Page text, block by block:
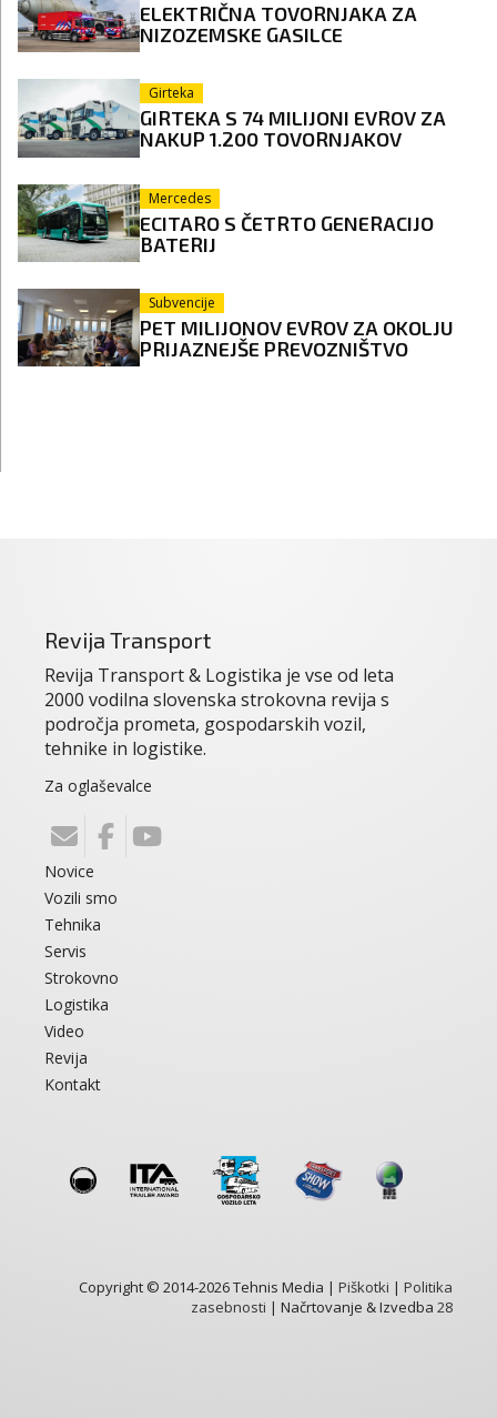
ELEKTRIČNA TOVORNJAKA ZA
NIZOZEMSKE GASILCE
Girteka
GIRTEKA S 74 MILIJONI EVROV ZA
NAKUP 1.200 TOVORNJAKOV
Mercedes
ECITARO S ČETRTO GENERACIJO
BATERIJ
Subvencije
PET MILIJONOV EVROV ZA OKOLJU
PRIJAZNEJŠE PREVOZNIŠTVO
Revija Transport
Revija Transport & Logistika je vse od leta
2000 vodilna slovenska strokovna revija s
področja prometa, gospodarskih vozil,
tehnike in logistike.
Za oglaševalce
Novice
Vozili smo
Tehnika
Servis
Strokovno
Logistika
Video
Revija
Kontakt
Copyright © 2014-2026 Tehnis Media | Piškotki | Politika
zasebnosti | Načrtovanje & Izvedba 28